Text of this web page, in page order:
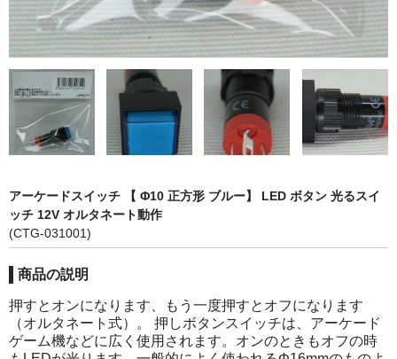
ヒューズ
リニアガイド
材料
アルミ板
ケミカルウッド
ペレット
POMプレート
アクリル板
アーケードスイッチ 【 Φ10 正方形 ブルー】 LED ボタン 光るスイ
ッチ 12V オルタネート動作
(CTG-031001)
商品の説明
押すとオンになります、もう一度押すとオフになります
（オルタネート式）。 押しボタンスイッチは、アーケード
ゲーム機などに広く使用されます。オンのときもオフの時